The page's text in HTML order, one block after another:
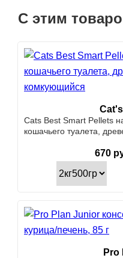
С этим
Cats Best Smart Pellets
кошачьего туалета,
670
Pro